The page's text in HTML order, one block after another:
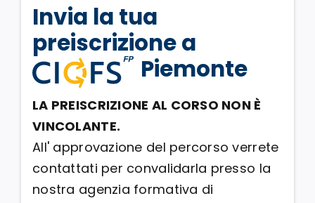
Invia la tua
preiscrizione a
Piemonte
LA PREISCRIZIONE AL CORSO NON È
VINCOLANTE.
All' approvazione del percorso verrete
contattati per convalidarla presso la
nostra agenzia formativa di